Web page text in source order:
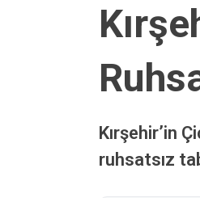
Kırşehir’in
ruhsatsız